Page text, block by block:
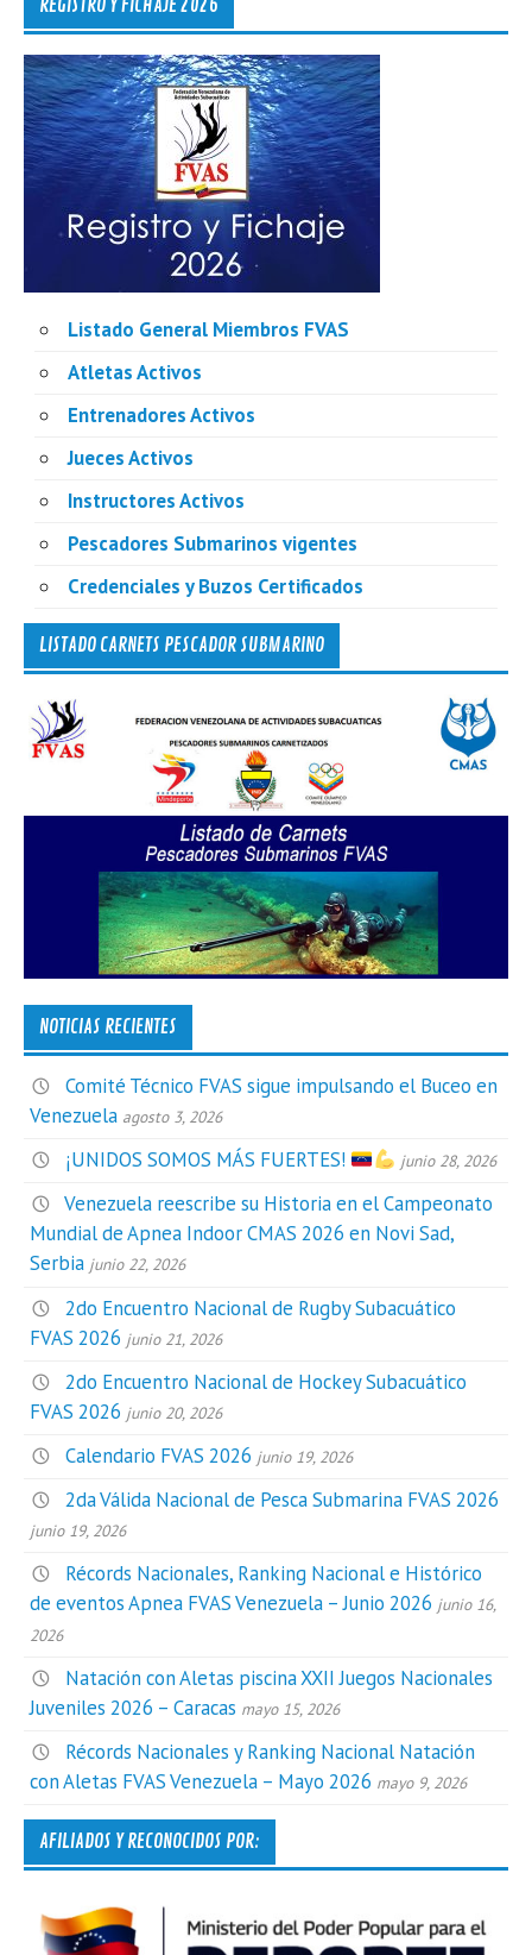
REGISTRO Y FICHAJE 2026
Listado General Miembros FVAS
Atletas Activos
Entrenadores Activos
Jueces Activos
Instructores Activos
Pescadores Submarinos vigentes
Credenciales y Buzos Certificados
LISTADO CARNETS PESCADOR SUBMARINO
NOTICIAS RECIENTES
Comité Técnico FVAS sigue impulsando el Buceo en
Venezuela agosto 3, 2026
¡UNIDOS SOMOS MÁS FUERTES! junio 28, 2026
Venezuela reescribe su Historia en el Campeonato
Mundial de Apnea Indoor CMAS 2026 en Novi Sad,
Serbia junio 22, 2026
2do Encuentro Nacional de Rugby Subacuático
FVAS 2026 junio 21, 2026
2do Encuentro Nacional de Hockey Subacuático
FVAS 2026 junio 20, 2026
Calendario FVAS 2026 junio 19, 2026
2da Válida Nacional de Pesca Submarina FVAS 2026
junio 19, 2026
Récords Nacionales, Ranking Nacional e Histórico
de eventos Apnea FVAS Venezuela – Junio 2026 junio 16,
2026
Natación con Aletas piscina XXII Juegos Nacionales
Juveniles 2026 – Caracas mayo 15, 2026
Récords Nacionales y Ranking Nacional Natación
con Aletas FVAS Venezuela – Mayo 2026 mayo 9, 2026
AFILIADOS Y RECONOCIDOS POR: